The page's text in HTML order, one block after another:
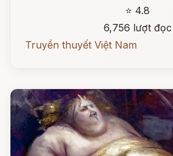
⭐ 4.8
6,756 lượt đọc
Truyền thuyết Việt Nam